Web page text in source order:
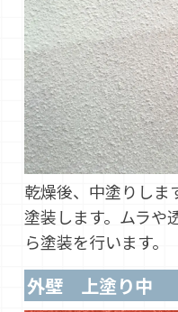
乾燥後、中塗りしま
塗装します。ムラや
ら塗装を行います。
外壁 上塗り中